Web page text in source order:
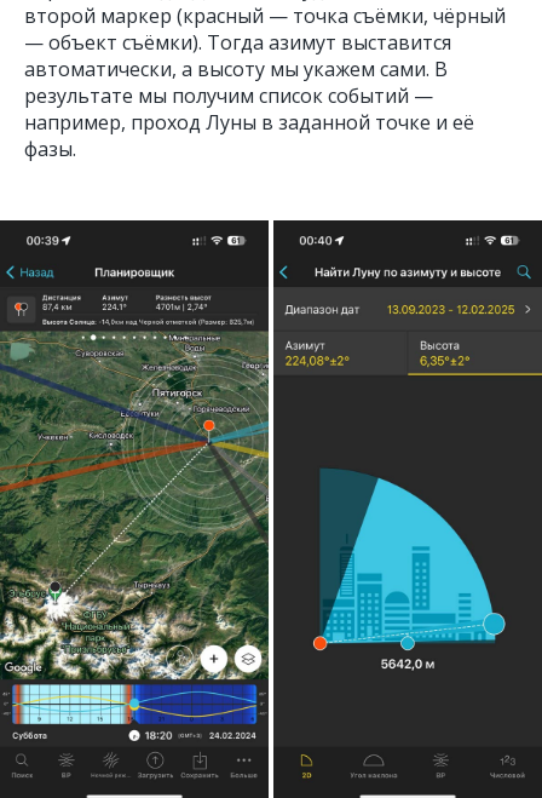
второй маркер (красный — точка съёмки, чёрный
— объект съёмки). Тогда азимут выставится
автоматически, а высоту мы укажем сами. В
результате мы получим список событий —
например, проход Луны в заданной точке и её
фазы.